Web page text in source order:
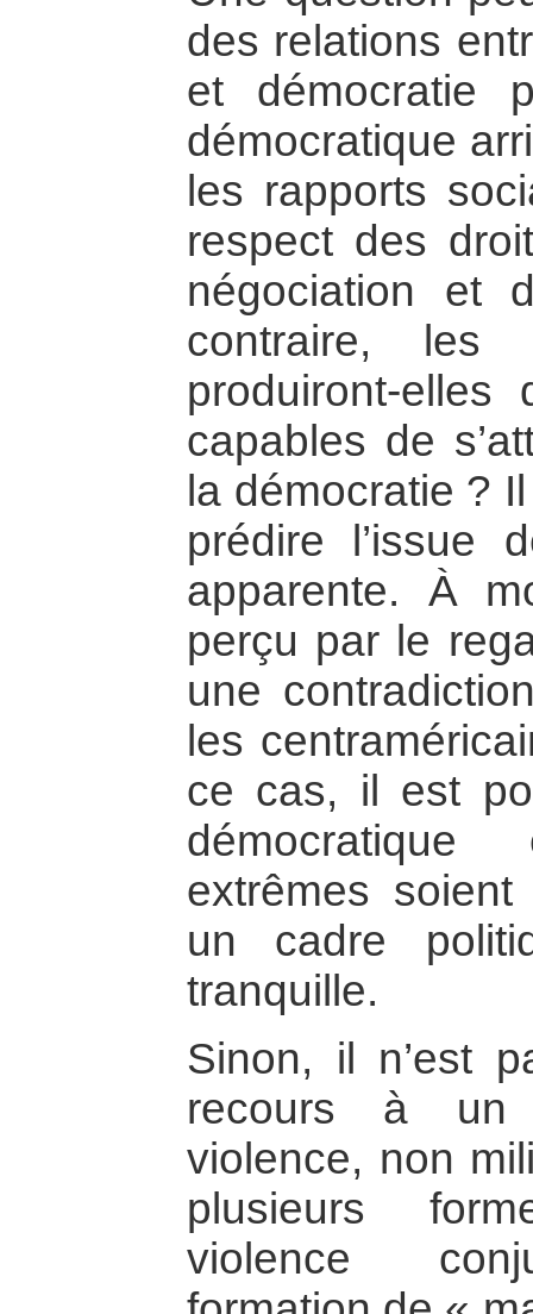
des relations
et démocratie
démocratique
les rapports
respect des
négociation
contraire, les
produiront-elles
capables de
la démocratie ?
prédire l’issue
apparente. À
perçu par le
une
les
ce cas, il est
extrêmes
un cadre
tranquille.
Sinon, il n’est
recours à un
violence, non
plusieurs
violence